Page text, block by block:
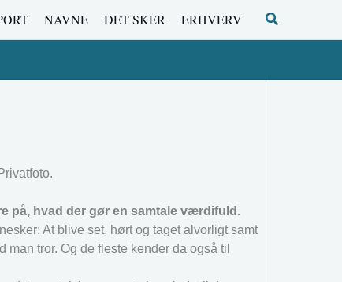
NAVNE DET SKER ERHVERV Søg
på, hvad der gør en samtale værdifuld.
At blive set, hørt og taget alvorligt samt
tror. Og de fleste kender da også til